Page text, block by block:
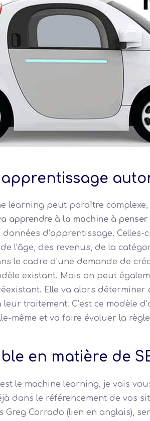
learning peut paraître
apprendre à la machine à
données d’apprentissage.
l’âge, des revenus, de la
le cadre d’une demande de
existant. Mais on peut
Elle va alors
traitement. C’est ce modèle
même et va faire évoluer la
en matière de
le machine learning, je vais
dans le référencement de vos
Greg Corrado (lien en anglais),